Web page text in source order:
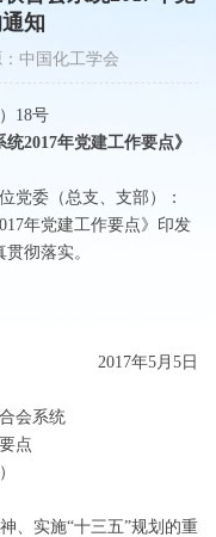
知
中国化工学会
18号
统2017年党建工作要点》
党委（总支、支部）：
年党建工作要点》印发
彻落实。
2017年5月5日
会系统
点
、实施“十三五”规划的重